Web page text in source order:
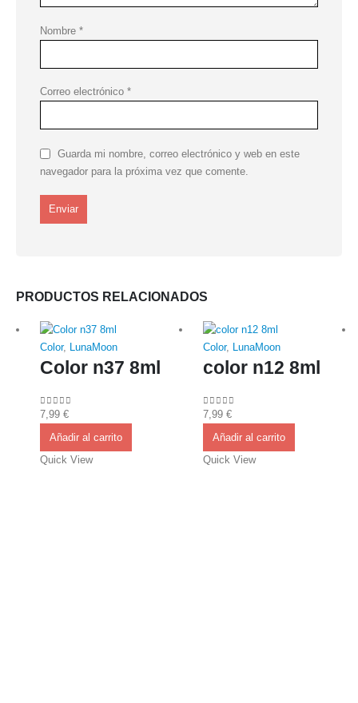
Nombre *
Correo electrónico *
Guarda mi nombre, correo electrónico y web en este
navegador para la próxima vez que comente.
PRODUCTOS RELACIONADOS
Color, LunaMoon
Color n37 8ml
0out of 5
7,99 €
Añadir al carrito
Quick View
Color, LunaMoon
color n12 8ml
0out of 5
7,99 €
Añadir al carrito
Quick View